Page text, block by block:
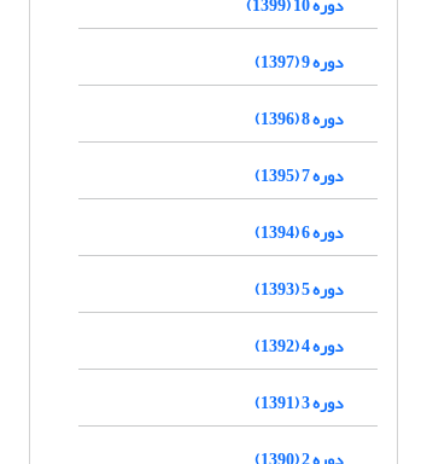
دوره 9 (1397)
دوره 8 (1396)
دوره 7 (1395)
دوره 6 (1394)
دوره 5 (1393)
دوره 4 (1392)
دوره 3 (1391)